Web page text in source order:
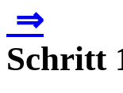
⇒
Schritt